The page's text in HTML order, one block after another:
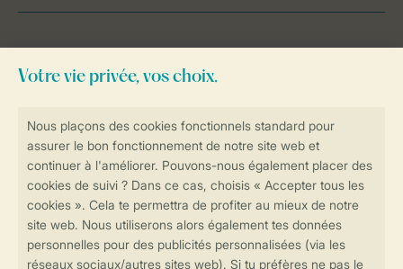
Réservations en ligne rapides et sécurisées
Transmission sécurisée des données
contactez notreContact Center.